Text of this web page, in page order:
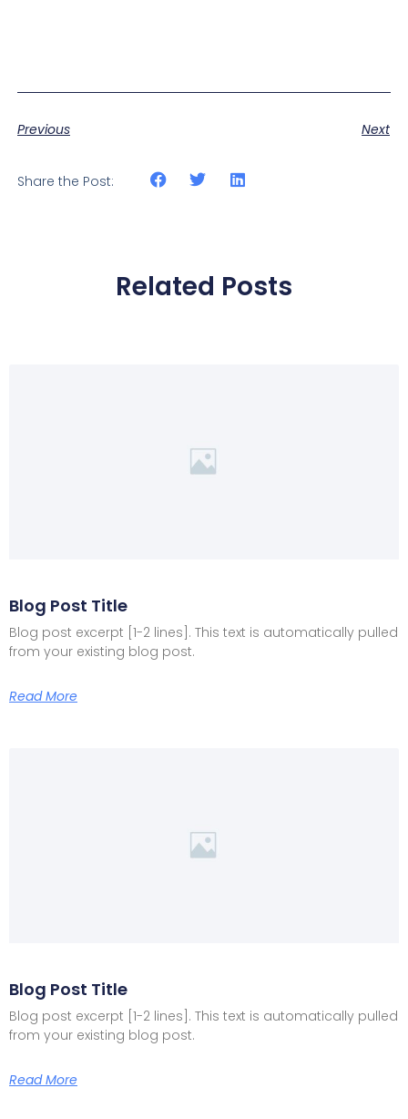
Previous Next
Share the Post:
Related Posts
Blog Post Title
Blog post excerpt [1-2 lines]. This text is automatically pulled
from your existing blog post.
Read More
Blog Post Title
Blog post excerpt [1-2 lines]. This text is automatically pulled
from your existing blog post.
Read More